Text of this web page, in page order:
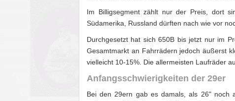
Im Billigsegment zählt nur der Preis, dort
Südamerika, Russland dürften nach wie vor
Durchgesetzt hat sich 650B bis jetzt nur im
Gesamtmarkt an Fahrrädern jedoch äußerst
vielleicht 10-15%. Die allermeisten Laufräder
Anfangsschwierigkeiten der 29er
Bei den 29ern gab es damals, als 26" noch